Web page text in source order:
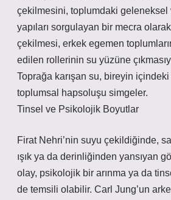
çekilmesini, toplumdaki geleneksel
yapıları sorgulayan bir mecra
çekilmesi, erkek egemen
edilen rollerinin su yüzüne
Toprağa karışan su, bireyin
toplumsal hapsoluşu simgeler.
Tinsel ve Psikolojik Boyutlar
Firat Nehri’nin suyu çekildiğinde,
ışık ya da derinliğinden yansıyan
olay, psikolojik bir arınma ya da
de temsili olabilir. Carl Jung’un